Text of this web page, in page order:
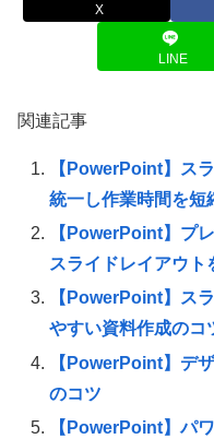
X
LINE
関連記事
【PowerPoint】ス
統一し作業時間を短
【PowerPoint】プ
スライドレイアウト
【PowerPoint】ス
やすい資料作成のコ
【PowerPoint】デ
のコツ
【PowerPoint】パ